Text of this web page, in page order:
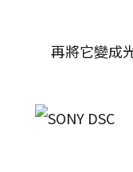
再將它變成